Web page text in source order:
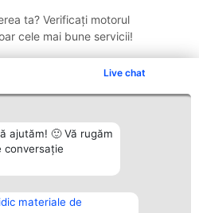
Live chat
ajutăm! 🙂 Vă rugăm
conversație
materiale de
ta? Verificați motorul
cele mai bune servicii!
Contact